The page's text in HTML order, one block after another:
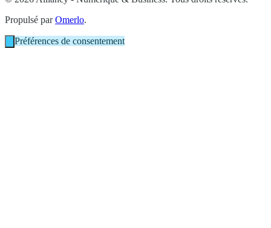
Propulsé parOmerlo.
Préférences de consentement